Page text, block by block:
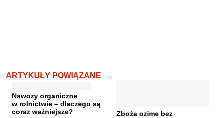
ARTYKUŁY POWIĄZANE
Nawozy organiczne
w rolnictwie – dlaczego są
coraz ważniejsze?
Zboża ozime bez